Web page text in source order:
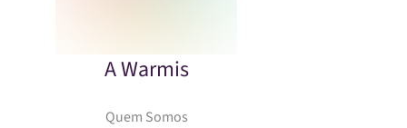
A Warmis
Quem Somos